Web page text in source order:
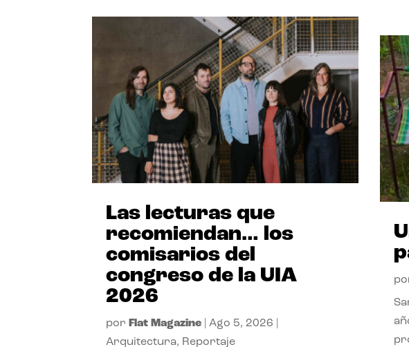
Las lecturas que
recomiendan… los
comisarios del
congreso de la UIA
2026
por Flat Magazine |Ago 5, 2026
Arquitectura, Reportaje